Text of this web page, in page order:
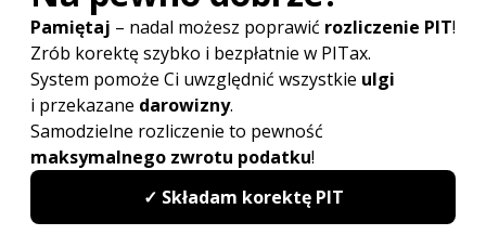
Redakcja PITax
Opinie